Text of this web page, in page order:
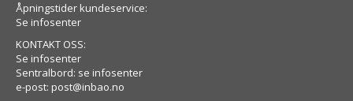
Åpningstider kundeservice:
Se infosenter
KONTAKT OSS:
Se infosenter
Sentralbord: se infosenter
e-post: post@inbao.no